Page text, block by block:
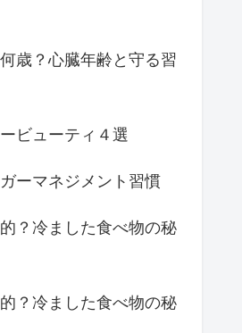
歳？心臓年齢と守る習
ビューティ４選
ーマネジメント習慣
？冷ました食べ物の秘
？冷ました食べ物の秘